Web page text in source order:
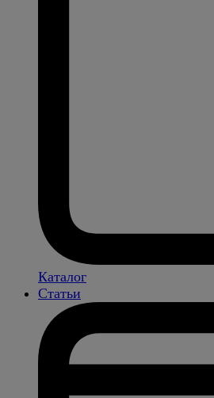
Каталог
Статьи